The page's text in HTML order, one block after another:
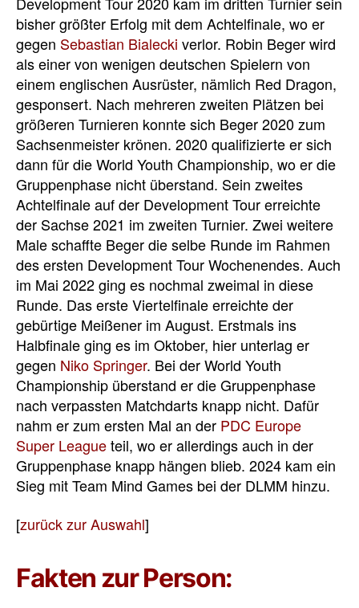
bisher größter Erfolg mit dem Achtelfinale, wo er
gegen Sebastian Bialecki verlor. Robin Beger wird
als einer von wenigen deutschen Spielern von
einem englischen Ausrüster, nämlich Red Dragon,
gesponsert. Nach mehreren zweiten Plätzen bei
größeren Turnieren konnte sich Beger 2020 zum
Sachsenmeister krönen. 2020 qualifizierte er sich
dann für die World Youth Championship, wo er die
Gruppenphase nicht überstand. Sein zweites
Achtelfinale auf der Development Tour erreichte
der Sachse 2021 im zweiten Turnier. Zwei weitere
Male schaffte Beger die selbe Runde im Rahmen
des ersten Development Tour Wochenendes. Auch
im Mai 2022 ging es nochmal zweimal in diese
Runde. Das erste Viertelfinale erreichte der
gebürtige Meißener im August. Erstmals ins
Halbfinale ging es im Oktober, hier unterlag er
gegen Niko Springer. Bei der World Youth
Championship überstand er die Gruppenphase
nach verpassten Matchdarts knapp nicht. Dafür
nahm er zum ersten Mal an der PDC Europe
Super Leagueteil, wo er allerdings auch in der
Gruppenphase knapp hängen blieb. 2024 kam ein
Sieg mit Team Mind Games bei der DLMM hinzu.
[zurück zur Auswahl]
Fakten zur Person: